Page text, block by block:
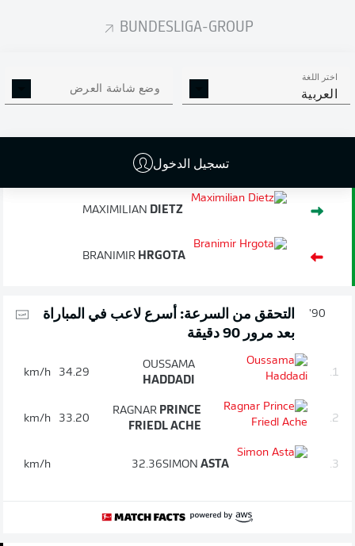
BUNDESLIGA-GROUP
اختر اللغة
العربية وضع شاشة العرض
تسجيل الدخول
إعلان
MAXIMILIAN DIETZ
BRANIMIR HRGOTA
90'
التحقق من السرعة: أسرع لاعب في المباراة
بعد مرور 90 دقيقة
1.
OUSSAMA
HADDADI
34.29
km/h
2.
RAGNAR PRINCE
FRIEDL ACHE
33.20
km/h
3.
SIMON ASTA
32.36
km/h